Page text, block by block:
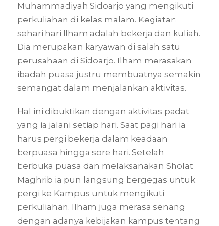
Muhammadiyah Sidoarjo yang mengikuti
perkuliahan di kelas malam. Kegiatan
sehari hari Ilham adalah bekerja dan kuliah.
Dia merupakan karyawan di salah satu
perusahaan di Sidoarjo. Ilham merasakan
ibadah puasa justru membuatnya semakin
semangat dalam menjalankan aktivitas.
Hal ini dibuktikan dengan aktivitas padat
yang ia jalani setiap hari. Saat pagi hari ia
harus pergi bekerja dalam keadaan
berpuasa hingga sore hari. Setelah
berbuka puasa dan melaksanakan Sholat
Maghrib ia pun langsung bergegas untuk
pergi ke Kampus untuk mengikuti
perkuliahan. Ilham juga merasa senang
dengan adanya kebijakan kampus tentang